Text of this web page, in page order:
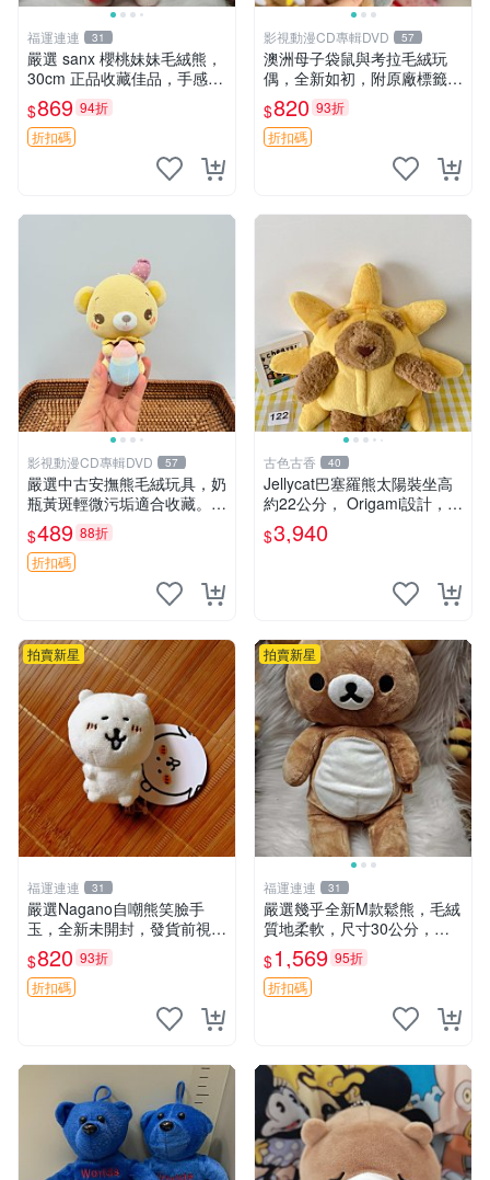
福運連連 31
嚴選 sanx 櫻桃妹妹毛絨熊，
30cm 正品收藏佳品，手感極
軟，適合贈送與收藏 櫻桃妹
妹、sanx、毛絨熊
$869 94折
折扣碼
影視動漫CD專輯DVD 57
澳洲母子袋鼠與考拉毛絨玩
偶，全新如初，附原廠標籤，
手感極軟，適合贈送親朋好
友。袋鼠與考拉正版，精緻尺
寸，適合作為收藏或家飾擺
設，增添暖意。 母子、袋
$820 93折
折扣碼
影視動漫CD專輯DVD 57
嚴選中古安撫熊毛絨玩具，奶
瓶黃斑輕微污垢適合收藏。默
認兩日發貨，全國快遞隨機派
送。 成色如圖可放心購買，
輕微瑕疵和臟污不影響使用。
安撫熊 中古玩偶 毛
$489 88折
折扣碼
古色古香 40
Jellycat巴塞羅熊太陽裝坐高
約22公分， Origami設計，來
自越南。嚴選 Recommendat
ion！巴塞羅、 Origami熊、J
$3,940
拍賣新星
福運連連 31
嚴選Nagano自嘲熊笑臉手
玉，全新未開封，發貨前視頻
確認，海南 廣西 貴州 嚴選N
agano自嘲熊笑臉手玉，全新
未開封，發貨前視頻確認，四
$820 93折
折扣碼
拍賣新星
福運連連 31
嚴選幾乎全新M款鬆熊，毛絨
質地柔軟，尺寸30公分，做
工精緻可愛，適合收藏或贈送
親友。中古使用痕跡，手感依
然優良。 鬆熊 嬰熊 毛玩偶
$1,569 95折
折扣碼